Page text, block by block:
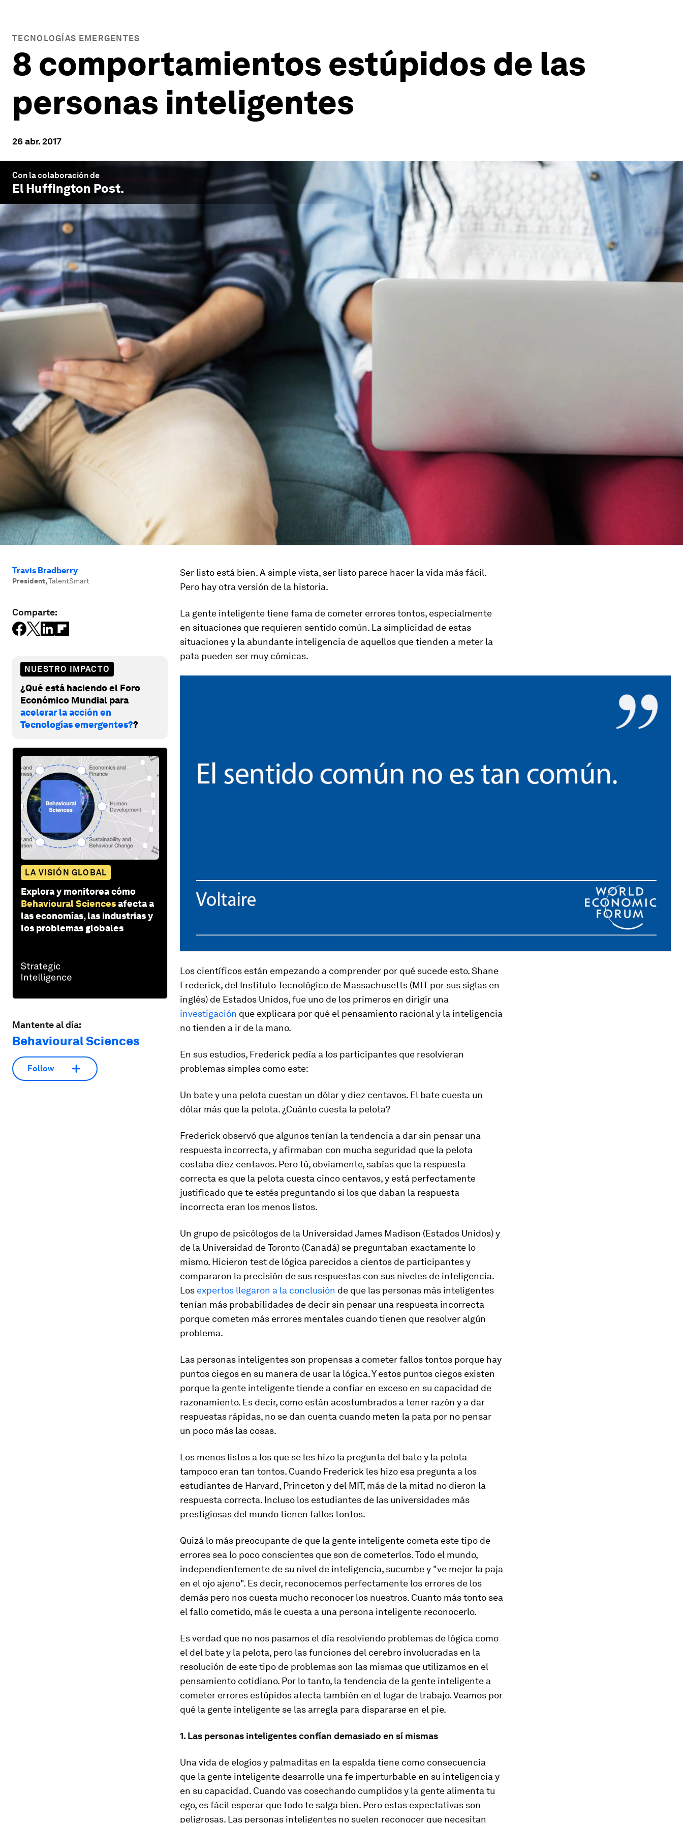
TECNOLOGÍAS EMERGENTES
8 comportamientos estúpidos de las
personas inteligentes
26 abr. 2017
Con la colaboración de
El Huffington Post.
Travis Bradberry
President,TalentSmart
Comparte:
NUESTRO IMPACTO
¿Qué está haciendo el Foro
Económico Mundial para
acelerar la acción en
Tecnologías emergentes??
LA VISIÓN GLOBAL
Explora y monitorea cómo
Behavioural Sciencesafecta a
las economías, las industrias y
los problemas globales
Mantente al día:
Behavioural Sciences
Follow
Ser listo está bien. A simple vista, ser listo parece hacer la vida más fácil.
Pero hay otra versión de la historia.
La gente inteligente tiene fama de cometer errores tontos, especialmente
en situaciones que requieren sentido común. La simplicidad de estas
situaciones y la abundante inteligencia de aquellos que tienden a meter la
pata pueden ser muy cómicas.
Los científicos están empezando a comprender por qué sucede esto. Shane
Frederick, del Instituto Tecnológico de Massachusetts (MIT por sus siglas en
inglés) de Estados Unidos, fue uno de los primeros en dirigir una
investigación que explicara por qué el pensamiento racional y la inteligencia
no tienden a ir de la mano.
En sus estudios, Frederick pedía a los participantes que resolvieran
problemas simples como este:
Un bate y una pelota cuestan un dólar y diez centavos. El bate cuesta un
dólar más que la pelota. ¿Cuánto cuesta la pelota?
Frederick observó que algunos tenían la tendencia a dar sin pensar una
respuesta incorrecta, y afirmaban con mucha seguridad que la pelota
costaba diez centavos. Pero tú, obviamente, sabías que la respuesta
correcta es que la pelota cuesta cinco centavos, y está perfectamente
justificado que te estés preguntando si los que daban la respuesta
incorrecta eran los menos listos.
Un grupo de psicólogos de la Universidad James Madison (Estados Unidos) y
de la Universidad de Toronto (Canadá) se preguntaban exactamente lo
mismo. Hicieron test de lógica parecidos a cientos de participantes y
compararon la precisión de sus respuestas con sus niveles de inteligencia.
Los expertos llegaron a la conclusión de que las personas más inteligentes
tenían más probabilidades de decir sin pensar una respuesta incorrecta
porque cometen más errores mentales cuando tienen que resolver algún
problema.
Las personas inteligentes son propensas a cometer fallos tontos porque hay
puntos ciegos en su manera de usar la lógica. Y estos puntos ciegos existen
porque la gente inteligente tiende a confiar en exceso en su capacidad de
razonamiento. Es decir, como están acostumbrados a tener razón y a dar
respuestas rápidas, no se dan cuenta cuando meten la pata por no pensar
un poco más las cosas.
Los menos listos a los que se les hizo la pregunta del bate y la pelota
tampoco eran tan tontos. Cuando Frederick les hizo esa pregunta a los
estudiantes de Harvard, Princeton y del MIT, más de la mitad no dieron la
respuesta correcta. Incluso los estudiantes de las universidades más
prestigiosas del mundo tienen fallos tontos.
Quizá lo más preocupante de que la gente inteligente cometa este tipo de
errores sea lo poco conscientes que son de cometerlos. Todo el mundo,
independientemente de su nivel de inteligencia, sucumbe y "ve mejor la paja
en el ojo ajeno". Es decir, reconocemos perfectamente los errores de los
demás pero nos cuesta mucho reconocer los nuestros. Cuanto más tonto sea
el fallo cometido, más le cuesta a una persona inteligente reconocerlo.
Es verdad que no nos pasamos el día resolviendo problemas de lógica como
el del bate y la pelota, pero las funciones del cerebro involucradas en la
resolución de este tipo de problemas son las mismas que utilizamos en el
pensamiento cotidiano. Por lo tanto, la tendencia de la gente inteligente a
cometer errores estúpidos afecta también en el lugar de trabajo. Veamos por
qué la gente inteligente se las arregla para dispararse en el pie.
1. Las personas inteligentes confían demasiado en sí mismas
Una vida de elogios y palmaditas en la espalda tiene como consecuencia
que la gente inteligente desarrolle una fe imperturbable en su inteligencia y
en su capacidad. Cuando vas cosechando cumplidos y la gente alimenta tu
ego, es fácil esperar que todo te salga bien. Pero estas expectativas son
peligrosas. Las personas inteligentes no suelen reconocer que necesitan